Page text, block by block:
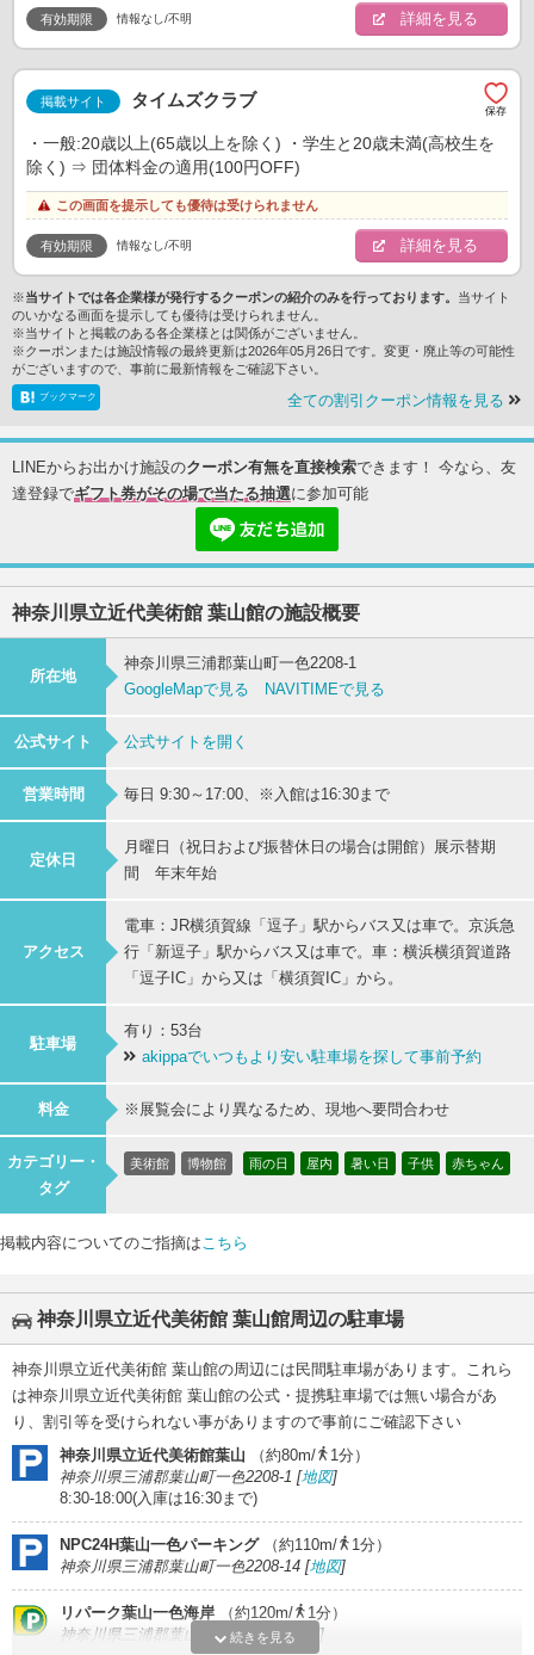
有効期限 情報なし/不明 詳細を見る
掲載サイト タイムズクラブ
有効期限 情報なし/不明
・一般:20歳以上(65歳以上を除く) ・学生と20歳未満(高校生を
除く) ⇒ 団体料金の適用(100円OFF)
詳細を見る
この画面を提示しても優待は受けられません
※当サイトでは各企業様が発行するクーポンの紹介のみを行っております。 当サイト
のいかなる画面を提示しても優待は受けられません。
※当サイトと掲載のある各企業様とは関係がございません。
※クーポンまたは施設情報の最終更新は2026年05月26日です。変更・廃止等の可能性
がございますので、事前に最新情報をご確認下さい。
ブックマーク 全ての割引クーポン情報を見る
LINEからお出かけ施設のクーポン有無を直接検索できます！ 今なら、友
達登録でギフト券がその場で当たる抽選に参加可能
神奈川県立近代美術館 葉山館の施設概要
所在地
神奈川県三浦郡葉山町一色2208-1
GoogleMapで見る
NAVITIMEで見る
公式サイト 公式サイトを開く
営業時間 毎日 9:30～17:00、※入館は16:30まで
定休日
月曜日（祝日および振替休日の場合は開館）展示替期
間 年末年始
アクセス
電車：JR横須賀線「逗子」駅からバス又は車で。京浜急
行「新逗子」駅からバス又は車で。車：横浜横須賀道路
「逗子IC」から又は「横須賀IC」から。
駐車場
有り：53台
akippaでいつもより安い駐車場を探して事前予約
料金 ※展覧会により異なるため、現地へ要問合わせ
カテゴリー・
タグ
美術館 博物館 雨の日 屋内 暑い日 子供 赤ちゃん
掲載内容についてのご指摘はこちら
神奈川県立近代美術館 葉山館周辺の駐車場
神奈川県立近代美術館 葉山館の周辺には民間駐車場があります。これら
は神奈川県立近代美術館 葉山館の公式・提携駐車場では無い場合があ
り、割引等を受けられない事がありますので事前にご確認下さい
続きを見る
神奈川県立近代美術館葉山 （約80m/
1分）
神奈川県三浦郡葉山町一色2208-1 [地図]
8:30-18:00(入庫は16:30まで)
NPC24H葉山一色パーキング（約110m/
1分）
神奈川県三浦郡葉山町一色2208-14 [地図]
リパーク葉山一色海岸 （約120m/
1分）
神奈川県三浦郡葉山町一色2202 [地図 ]